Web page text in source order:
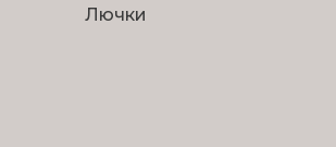
Лючки